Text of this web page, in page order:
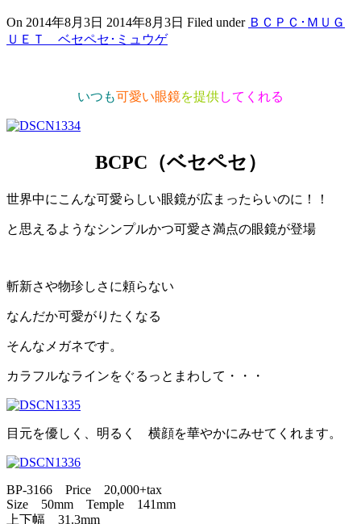
On 2014年8月3日 2014年8月3日 Filed under ＢＣＰＣ･ＭＵＧ
ＵＥＴ ベセペセ･ミュウゲ
いつも可愛い眼鏡を提供してくれる
BCPC（ベセペセ）
世界中にこんな可愛らしい眼鏡が広まったらいのに！！
と思えるようなシンプルかつ可愛さ満点の眼鏡が登場
斬新さや物珍しさに頼らない
なんだか可愛がりたくなる
そんなメガネです。
カラフルなラインをぐるっとまわして・・・
目元を優しく、明るく 横顔を華やかにみせてくれます。
BP-3166 Price 20,000+tax
Size 50mm Temple 141mm
上下幅 31.3mm